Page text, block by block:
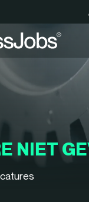
NIET